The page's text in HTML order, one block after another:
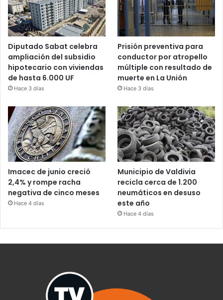
Diputado Sabat celebra
ampliación del subsidio
hipotecario con viviendas
de hasta 6.000 UF
Hace 3 días
Prisión preventiva para
conductor por atropello
múltiple con resultado de
muerte en La Unión
Hace 3 días
Imacec de junio creció
2,4% y rompe racha
negativa de cinco meses
Hace 4 días
Municipio de Valdivia
recicla cerca de 1.200
neumáticos en desuso
este año
Hace 4 días